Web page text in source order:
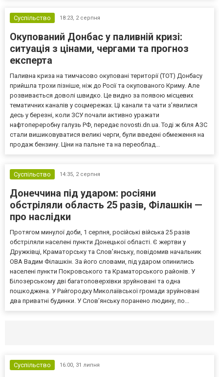
Суспільство 18:23, 2 серпня
Окупований Донбас у паливній кризі:
ситуація з цінами, чергами та прогноз
експерта
Паливна криза на тимчасово окуповані території (ТОТ) Донбасу
прийшла трохи пізніше, ніж до Росії та окупованого Криму. Але
розвивається доволі швидко. Це видно за появою місцевих
тематичних каналів у соцмережах. Ці канали та чати з’явилися
десь у березні, коли ЗСУ почали активно уражати
нафтопереробну галузь РФ, передає novosti.dn.ua. Тоді ж біля АЗС
стали вишиковуватися великі черги, були введені обмеження на
продаж бензину. Ціни на пальне та на переоблад...
Суспільство 14:35, 2 серпня
Донеччина під ударом: росіяни
обстріляли область 25 разів, Філашкін —
про наслідки
Протягом минулої доби, 1 серпня, російські війська 25 разів
обстріляли населені пункти Донецької області. Є жертви у
Дружківці, Краматорську та Слов’янську, повідомив начальник
ОВА Вадим Філашкін. За його словами, під ударом опинились
населені пункти Покровського та Краматорського районів. У
Білозерському дві багатоповерхівки зруйновані та одна
пошкоджена. У Райгородку Миколаївської громади зруйновані
два приватні будинки. У Слов’янську поранено людину, по...
Суспільство 16:00, 31 липня